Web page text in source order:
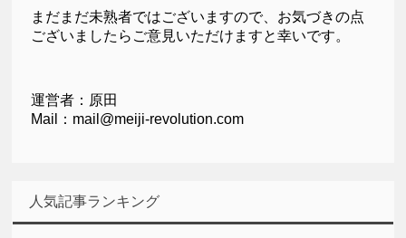
まだまだ未熟者ではございますので、お気づきの点
ございましたらご意見いただけますと幸いです。
運営者：原田
Mail：mail@meiji-revolution.com
人気記事ランキング